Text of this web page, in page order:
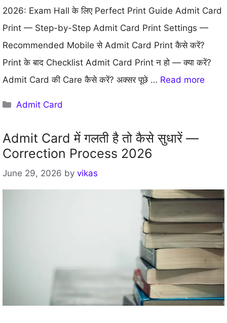
2026: Exam Hall के लिए Perfect Print Guide Admit Card
Print — Step-by-Step Admit Card Print Settings —
Recommended Mobile से Admit Card Print कैसे करें?
Print के बाद Checklist Admit Card Print न हो — क्या करें?
Admit Card की Care कैसे करें? अक्सर पूछे … Read more
Categories
Admit Card
Admit Card में गलती है तो कैसे सुधारें —
Correction Process 2026
June 29, 2026 by vikas